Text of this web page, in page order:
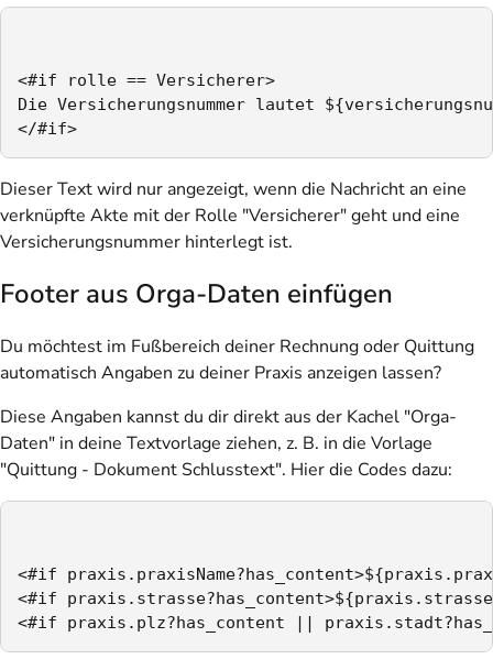
<#if rolle == Versicherer>
Die Versicherungsnummer lautet
</#if>
Dieser Text wird nur angezeigt, wenn die Nachricht an eine
verknüpfte Akte mit der Rolle "Versicherer" geht und eine
Versicherungsnummer hinterlegt ist.
Footer aus Orga-Daten einfügen
Du möchtest im Fußbereich deiner Rechnung oder Quittung
automatisch Angaben zu deiner Praxis anzeigen lassen?
Diese Angaben kannst du dir direkt aus der Kachel "Orga-
Daten" in deine Textvorlage ziehen, z. B. in die Vorlage
"Quittung - Dokument Schlusstext". Hier die Codes dazu:
<#if
<#if
<#if praxis.plz?has_content ||